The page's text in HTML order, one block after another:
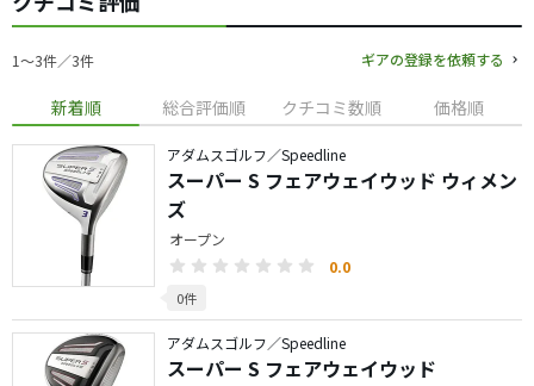
1〜3件／3件 ギアの登録を依頼する
新着順 総合評価順 クチコミ数順 価格順
アダムスゴルフ／Speedline
スーパー S フェアウェイウッド ウィメン
ズ
オープン
0.0
0件
アダムスゴルフ／Speedline
スーパー S フェアウェイウッド